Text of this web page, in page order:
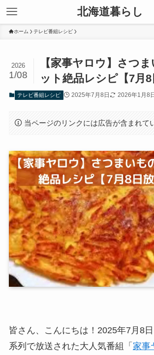
北海道暮らし
ホーム テレビ番組レシピ
【家事ヤロウ】さつ
ット絶品レシピ【7月8
2026
1/08
テレビ番組レシピ 2025年7月8日 2026年1月8日
当ページのリンクには広告が含まれて
皆さん、こんにちは！2025年7月8
系列で放送された大人気番組「 家事